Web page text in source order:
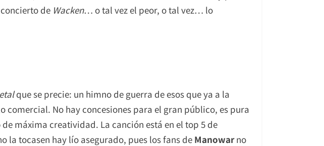
de Wacken… o tal vez el peor, o tal vez… lo
que se precie: un himno de guerra de esos que ya a la
comercial. No hay concesiones para el gran público, es pura
máxima creatividad. La canción está en el top 5 de
la tocasen hay lío asegurado, pues los fans de Manowarno